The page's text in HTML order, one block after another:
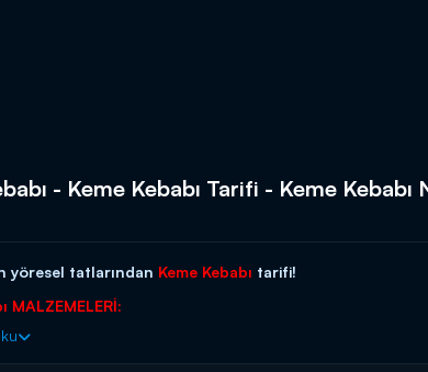
- Keme Kebabı Tarifi - Keme Kebabı
yöresel tatlarından Keme Kebabı tarifi!
MALZEMELERİ:
KEME